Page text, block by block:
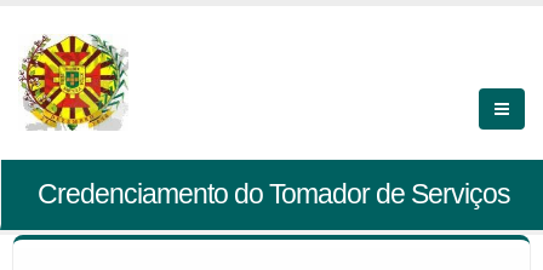
Credenciamento do Tomador de Serviços